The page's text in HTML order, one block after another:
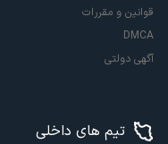
قوانین و مقررات
DMCA
آگهی دولتی
تیم های داخلی